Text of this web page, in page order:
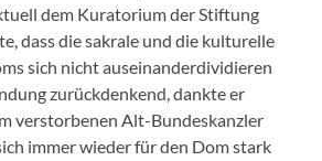
dem Kuratorium der Stiftung
dass die sakrale und die kulturelle
sich nicht auseinanderdividieren
zurückdenkend, dankte er
verstorbenen Alt-Bundeskanzler
immer wieder für den Dom stark